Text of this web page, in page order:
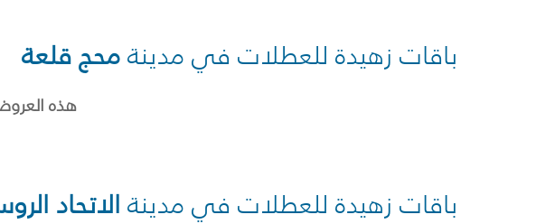
باقات زهيدة للعطلات في مدينةمحج قلعة
هذه
باقات زهيدة للعطلات في مدينة الاتحاد